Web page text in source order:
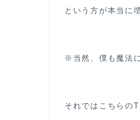
『生地
ノビ・
4
サ
という方が本当に
※当然、僕も魔法
それではこちらの